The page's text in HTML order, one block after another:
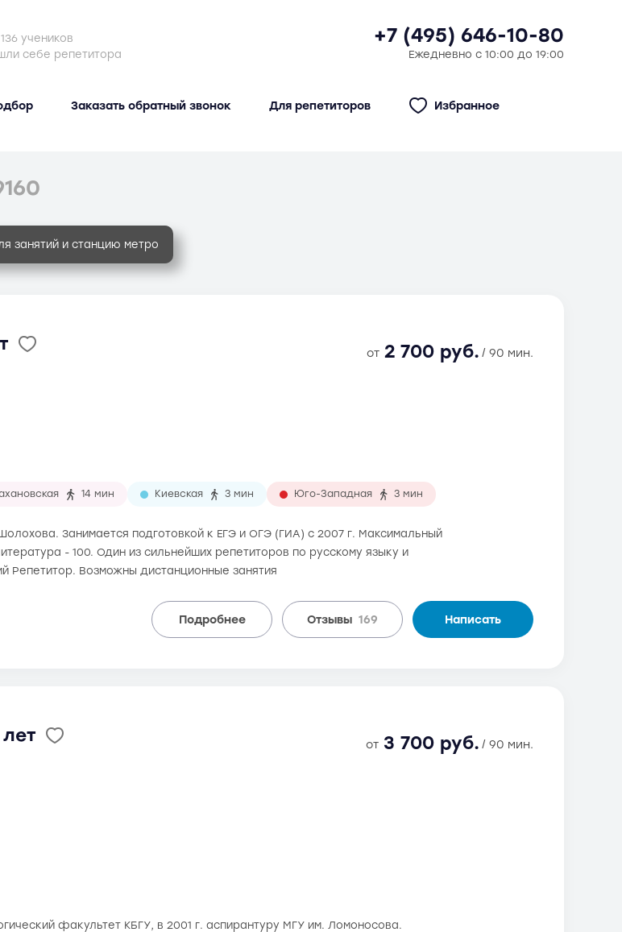
+7 (495) 646-10-80
Ежедневно с 10:00 до 19:00
136 учеников
себе репетитора
Заказать обратный звонок Для репетиторов Избранное
занятий и станцию метро
от 2 700 руб. / 90 мин.
14 мин Киевская 3 мин Юго-Западная 3 мин
Занимается подготовкой к ЕГЭ и ОГЭ (ГИА) с 2007 г. Максимальный
- 100. Один из сильнейших репетиторов по русскому языку и
Репетитор. Возможны дистанционные занятия
Подробнее Отзывы 169 Написать
от 3 700 руб. / 90 мин.
факультет КБГУ, в 2001 г. аспирантуру МГУ им. Ломоносова.